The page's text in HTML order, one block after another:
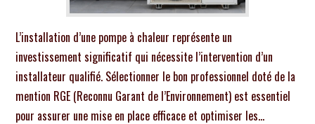
L’installation d’une pompe à chaleur représente un
investissement significatif qui nécessite l’intervention d’un
installateur qualifié. Sélectionner le bon professionnel doté de la
mention RGE (Reconnu Garant de l’Environnement) est essentiel
pour assurer une mise en place efficace et optimiser les…